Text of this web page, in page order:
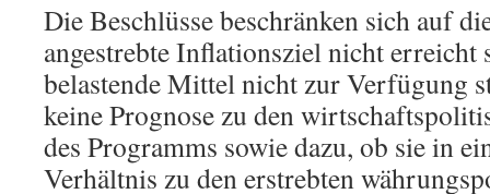
Die Beschlüsse beschränken sich auf
angestrebte Inflationsziel nicht erreicht
belastende Mittel nicht zur Verfügung
keine Prognose zu den
des Programms sowie dazu, ob sie in
Verhältnis zu den erstrebten